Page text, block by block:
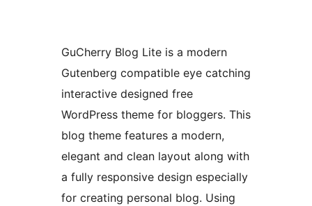
GuCherry Blog Lite is a modern
Gutenberg compatible eye catching
interactive designed free
WordPress theme for bloggers. This
blog theme features a modern,
elegant and clean layout along with
a fully responsive design especially
for creating personal blog. Using